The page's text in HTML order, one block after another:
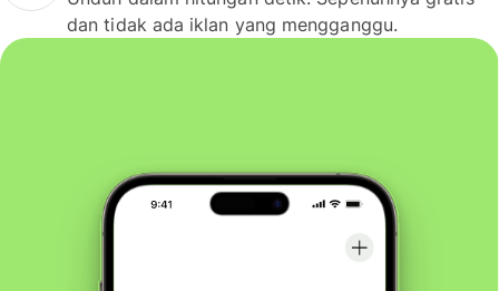
dan tidak ada iklan yang mengganggu.